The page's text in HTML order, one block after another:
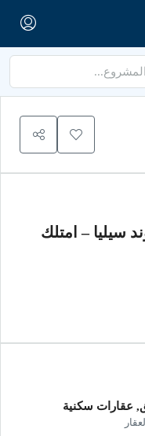
سيليا – امتلك
عقارات سكنية